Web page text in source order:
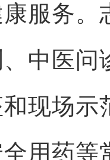
服务
中医问
现场示
用药等